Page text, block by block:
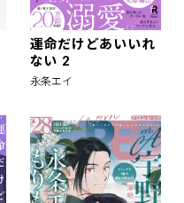
運命だけどあいいれ
ない 2
永条エイ